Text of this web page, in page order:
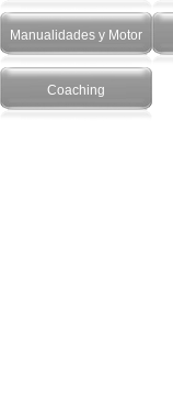
Manualidades y Motor
Coaching